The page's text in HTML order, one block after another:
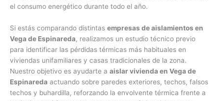
el consumo energético durante todo el año.
Si estás comparando distintas empresas de aislamientos en
Vega de Espinareda, realizamos un estudio técnico previo
para identificar las pérdidas térmicas más habituales en
viviendas unifamiliares y casas tradicionales de la zona.
Nuestro objetivo es ayudarte a aislar vivienda en Vega de
Espinareda actuando sobre paredes exteriores, techos, falsos
techos y buhardilla, reforzando la envolvente térmica frente a